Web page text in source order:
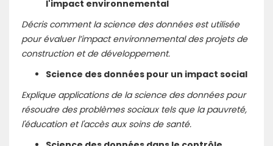
l'impact environnemental
Décris comment la science des données est utilisée
pour évaluer l’impact environnemental des projets de
construction et de développement.
Science des données pour un impact social
Explique applications de la science des données pour
résoudre des problèmes sociaux tels que la pauvreté,
l'éducation et l'accès aux soins de santé.